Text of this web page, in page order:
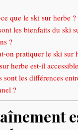
ce que le ski sur herbe ?
les bienfaits du ski
?
on pratiquer le ski sur
herbe est-il
sont les différences
?